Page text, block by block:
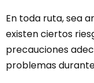
En toda ruta, sea
existen ciertos
precauciones
problemas